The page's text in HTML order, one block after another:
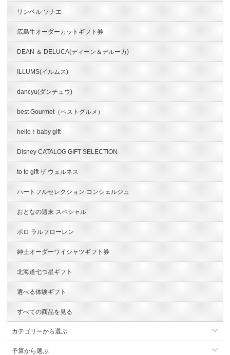
リンベル ソナエ
広島牛オーダーカットギフト券
DEAN ＆ DELUCA(ディーン＆デルーカ)
ILLUMS(イルムス)
dancyu(ダンチュウ)
best Gourmet（ベストグルメ）
hello！baby gift
Disney CATALOG GIFT SELECTION
to to gift ザ ウェルネス
ハートフルセレクション コンシェルジュ
おとなの週末 スペシャル
ポロ ラルフローレン
紳士オーダーワイシャツギフト券
北海道七つ星ギフト
選べる体験ギフト
すべての商品を見る
カテゴリーから選ぶ
予算から選ぶ